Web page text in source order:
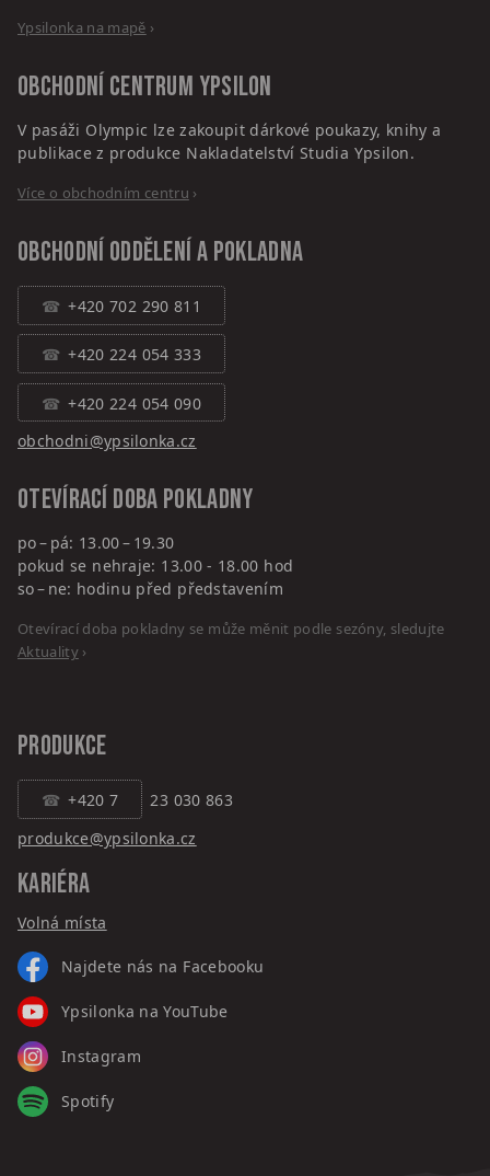
Ypsilonka na mapě ›
Obchodní centrum Ypsilon
V pasáži Olympic lze zakoupit dárkové poukazy, knihy a
publikace z produkce Nakladatelství Studia Ypsilon.
Více o obchodním centru ›
Obchodní oddělení a pokladna
+420 702 290 811
+420 224 054 333
+420 224 054 090
obchodni@ypsilonka.cz
Otevírací doba pokladny
po – pá: 13.00 – 19.30
pokud se nehraje: 13.00 - 18.00 hod
so – ne: hodinu před představením
Otevírací doba pokladny se může měnit podle sezóny, sledujte
Aktuality›
PRODUKCE
+420 7
23 030 863
produkce@ypsilonka.cz
KARIÉRA
Volná místa
Najdete nás na Facebooku
Ypsilonka na YouTube
Instagram
Spotify